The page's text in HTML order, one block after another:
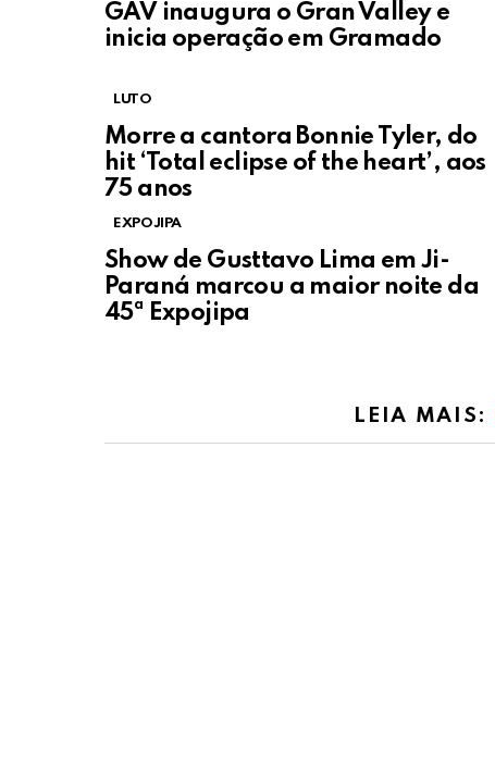
GAV inaugura o Gran Valley e
inicia operação em Gramado
LUTO
Morre a cantora Bonnie Tyler, do
hit ‘Total eclipse of the heart’, aos
75 anos
EXPOJIPA
Show de Gusttavo Lima em Ji-
Paraná marcou a maior noite da
45ª Expojipa
LEIA MAIS: